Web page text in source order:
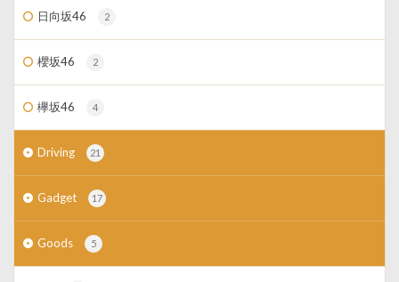
日向坂46 2
櫻坂46 2
欅坂46 4
Driving 21
Gadget 17
Goods 5